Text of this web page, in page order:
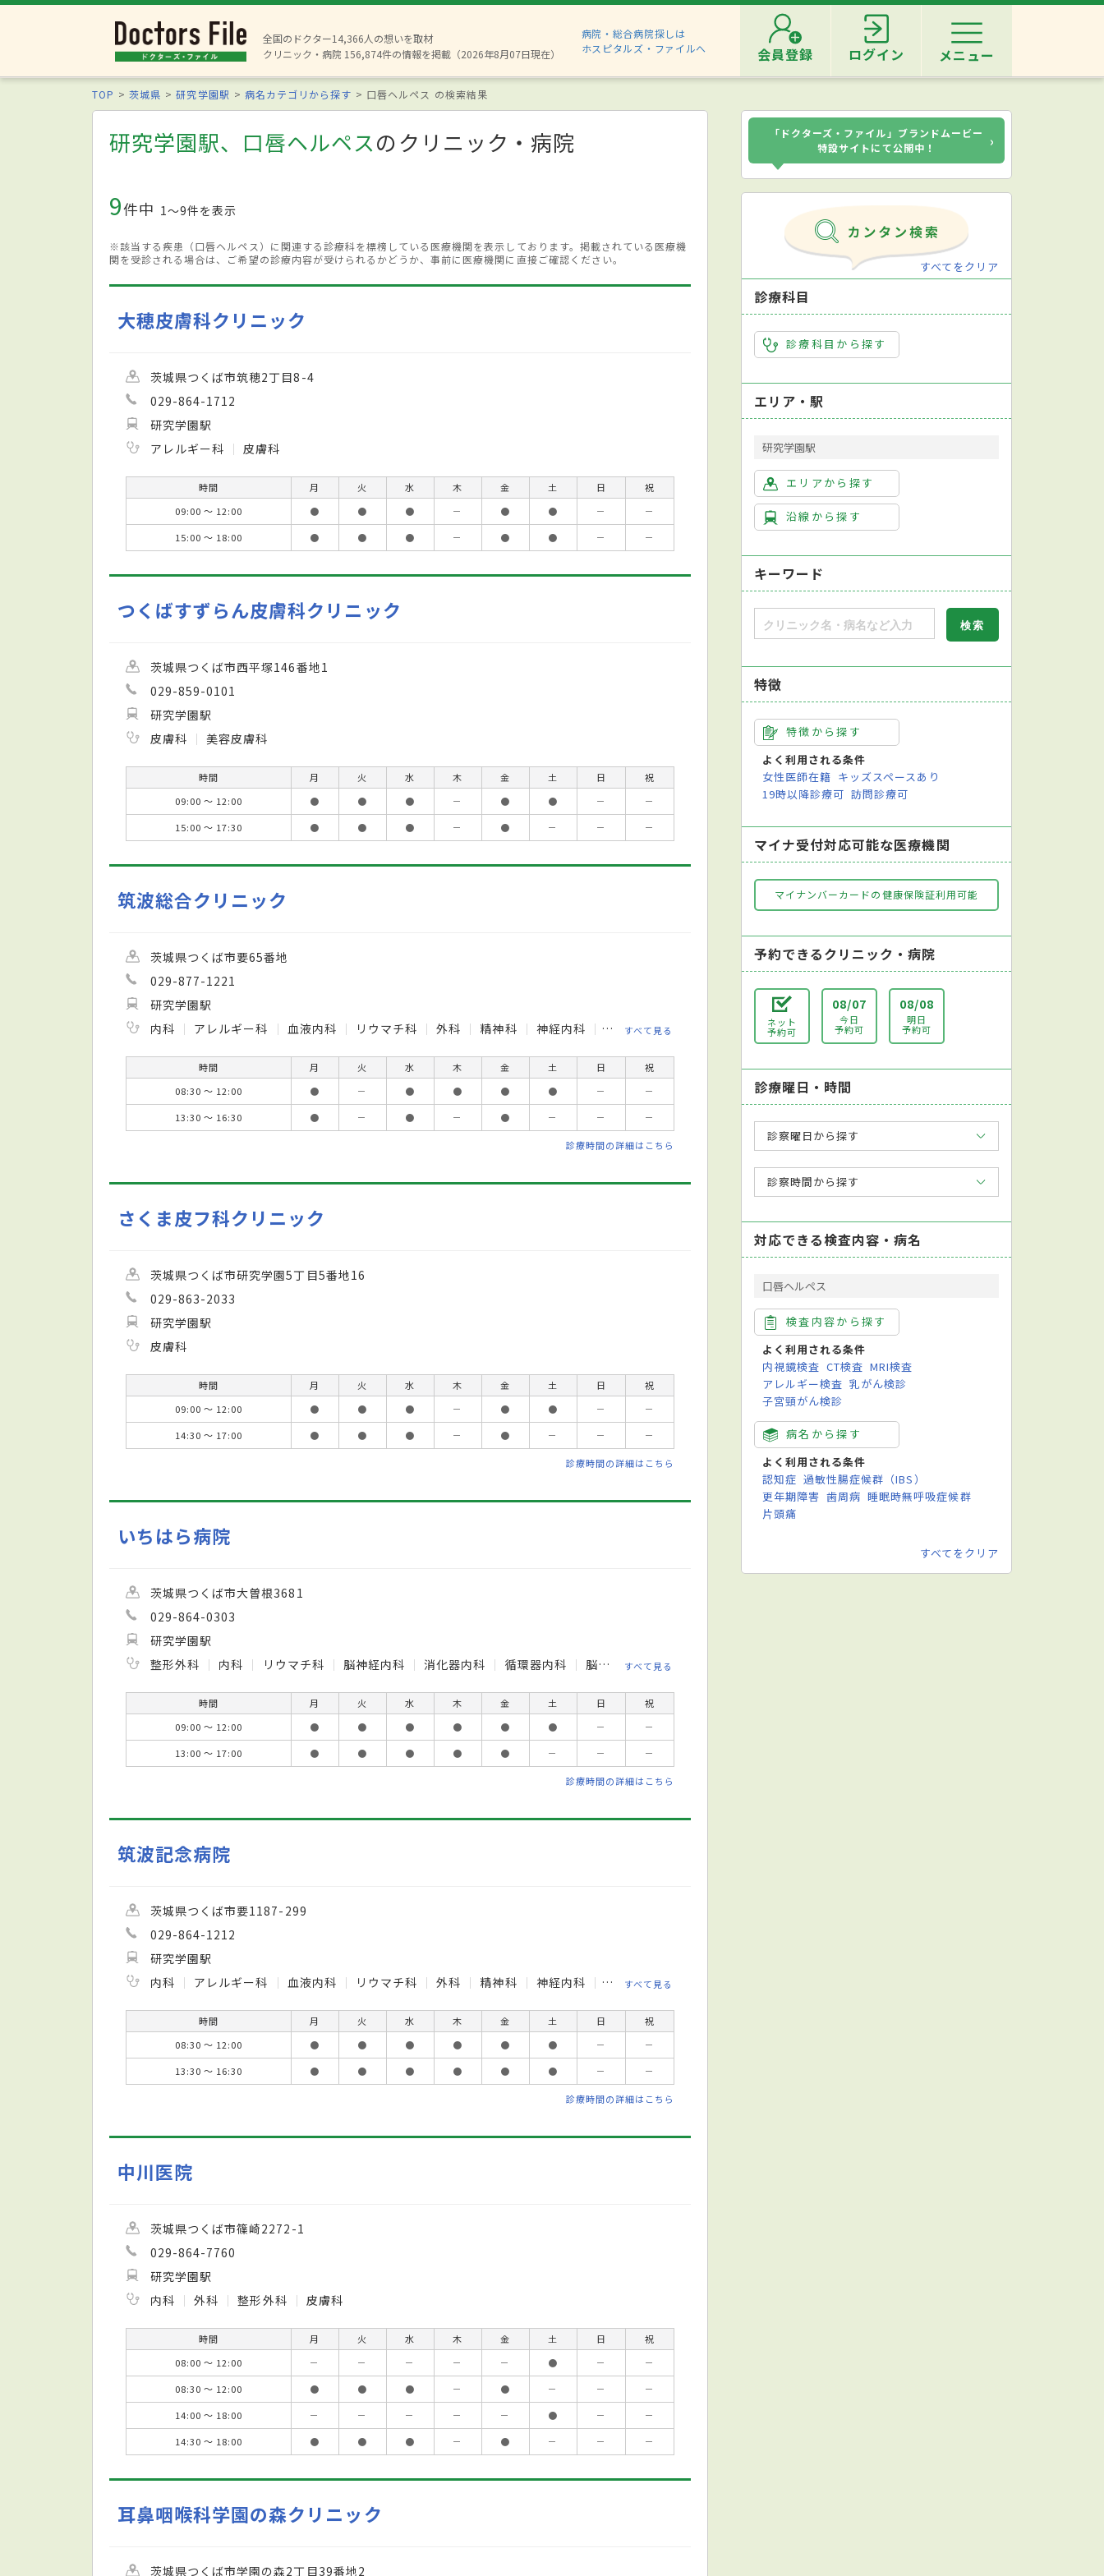
全国のドクター14,366人の想いを取材
クリニック・病院 156,874件の情報を掲載（2026年8月07日現在）
病院・総合病院探しは
ホスピタルズ・ファイルへ
会員登録 ログイン メニュー
TOP 茨城県 研究学園駅 病名カテゴリから探す 口唇ヘルペス の検索結果
研究学園駅、口唇ヘルペスのクリニック・病院
9件中 1〜9件を表示
※該当する疾患（口唇ヘルペス）に関連する診療科を標榜している医療機関を表示しております。掲載されている医療機
関を受診される場合は、ご希望の診療内容が受けられるかどうか、事前に医療機関に直接ご確認ください。
大穂皮膚科クリニック
茨城県つくば市筑穂2丁目8-4
029-864-1712
研究学園駅
アレルギー科
皮膚科
時間 月 火 水 木 金 土 日
祝
09:00 ～ 12:00
● ● ● － ● ● －
－
15:00 ～ 18:00
● ● ● － ● ● － －
つくばすずらん皮膚科クリニック
茨城県つくば市西平塚146番地1
029-859-0101
研究学園駅
皮膚科
美容皮膚科
時間 月 火 水 木 金 土 日
祝
09:00 ～ 12:00
● ● ● － ● ● －
－
15:00 ～ 17:30
● ● ● － ● － － －
筑波総合クリニック
茨城県つくば市要65番地
029-877-1221
研究学園駅
内科
アレルギー科 血液内科 リウマチ科 外科 精神科 神経内科 脳神経外科 腎臓内科 心臓血管外科 小児科
すべて見る
時間 月 火 水 木 金 土 日
祝
08:30 ～ 12:00
● － ● ● ● ● －
－
13:30 ～ 16:30
● － ● － ● － － －
診療時間の詳細はこちら
さくま皮フ科クリニック
茨城県つくば市研究学園5丁目5番地16
029-863-2033
研究学園駅
皮膚科
時間 月 火 水 木 金 土 日
祝
09:00 ～ 12:00
● ● ● － ● ● －
－
14:30 ～ 17:00
● ● ● － ● － － －
診療時間の詳細はこちら
いちはら病院
茨城県つくば市大曽根3681
029-864-0303
研究学園駅
整形外科
内科 リウマチ科 脳神経内科 消化器内科 循環器内科 脳神経外科 皮膚科
すべて見る
時間 月 火 水 木 金 土 日
祝
09:00 ～ 12:00
● ● ● ● ● ● －
－
13:00 ～ 17:00
● ● ● ● ● － － －
診療時間の詳細はこちら
筑波記念病院
茨城県つくば市要1187-299
029-864-1212
研究学園駅
内科
アレルギー科 血液内科 リウマチ科 外科 精神科 神経内科 脳神経外科
すべて見る
時間 月 火 水 木 金 土 日
祝
08:30 ～ 12:00
● ● ● ● ● ● －
－
13:30 ～ 16:30
● ● ● ● ● ● － －
診療時間の詳細はこちら
中川医院
茨城県つくば市篠崎2272-1
029-864-7760
研究学園駅
内科
外科 整形外科 皮膚科
時間 月 火 水 木 金 土 日
祝
08:00 ～ 12:00
－ － － － － ● －
－
08:30 ～ 12:00
● ● ● － ● － －
－
14:00 ～ 18:00
－ － － － － ● －
－
14:30 ～ 18:00
● ● ● － ● － － －
耳鼻咽喉科学園の森クリニック
茨城県つくば市学園の森2丁目39番地2
「ドクターズ・ファイル」ブランドムービー
特設サイトにて公開中！
›
すべてをクリア
診療科目
診療科目から探す
エリア・駅
研究学園駅
エリアから探す
沿線から探す
キーワード
特徴
特徴から探す
よく利用される条件
女性医師在籍 キッズスペースあり
19時以降診療可 訪問診療可
マイナ受付対応可能な医療機関
マイナンバーカードの健康保険証利用可能
予約できるクリニック・病院
ネット
予約可
08/07
今日
予約可
08/08
明日
予約可
診療曜日・時間
診察曜日から探す
診察時間から探す
対応できる検査内容・病名
口唇ヘルペス
検査内容から探す
よく利用される条件
内視鏡検査 CT検査 MRI検査
アレルギー検査 乳がん検診
子宮頸がん検診
病名から探す
よく利用される条件
認知症 過敏性腸症候群（IBS）
更年期障害 歯周病 睡眠時無呼吸症候群
片頭痛
すべてをクリア